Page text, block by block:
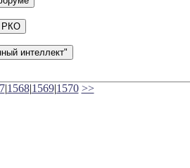
|1568|1569|1570 >>